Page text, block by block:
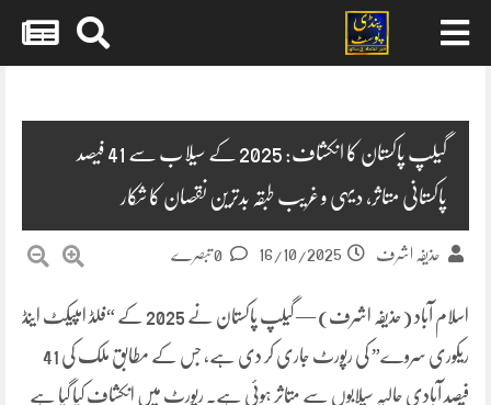
گیلپ پاکستان کا انکشاف: 2025 کے سیلاب سے 41 فیصد
پاکستانی متاثر، دیہی و غریب طبقہ بدترین نقصان کا شکار
حذیفہ اشرف 16/10/2025
اسلام آباد (حذیفہ اشرف) — گیلپ پاکستان نے 2025 کے “فلڈ امپیکٹ اینڈ
ریکوری سروے” کی رپورٹ جاری کر دی ہے، جس کے مطابق ملک کی 41
فیصد آبادی حالیہ سیلابوں سے متاثر ہوئی ہے۔ رپورٹ میں انکشاف کیا گیا ہے